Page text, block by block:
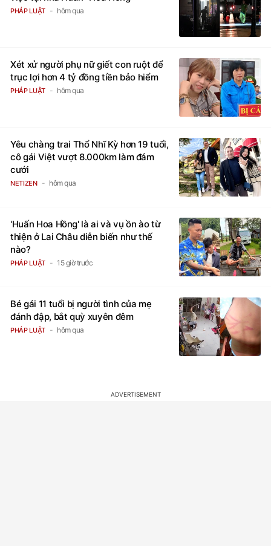
PHÁP LUẬT hôm qua
Xét xử người phụ nữ giết con ruột để
trục lợi hơn 4 tỷ đồng tiền bảo hiểm
PHÁP LUẬT hôm qua
Yêu chàng trai Thổ Nhĩ Kỳ hơn 19 tuổi,
cô gái Việt vượt 8.000km làm đám
cưới
NETIZEN hôm qua
'Huấn Hoa Hồng' là ai và vụ ồn ào từ
thiện ở Lai Châu diễn biến như thế
nào?
PHÁP LUẬT 15 giờ trước
Bé gái 11 tuổi bị người tình của mẹ
đánh đập, bắt quỳ xuyên đêm
PHÁP LUẬT hôm qua